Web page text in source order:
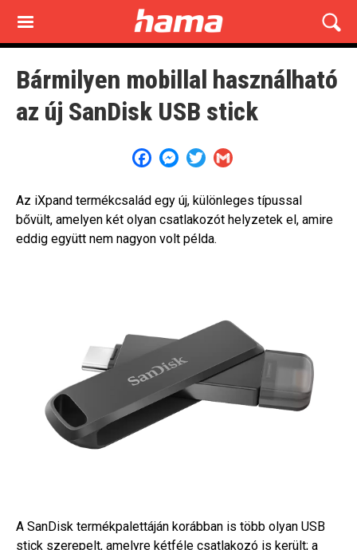
main
content
Bármilyen mobillal használható
az új SanDisk USB stick
FacebookMessenger
Twitter
Az iXpand termékcsalád egy új, különleges típussal
bővült, amelyen két olyan csatlakozót helyzetek el, amire
eddig együtt nem nagyon volt példa.
A SanDisk termékpalettáján korábban is több olyan USB
stick szerepelt, amelyre kétféle csatlakozó is került; a